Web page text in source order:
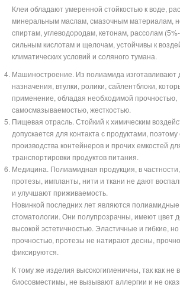
Клеи обладают умеренной стойкостью к воде,
минеральным маслам, смазочным материалам,
спиртам, углеводородам, кетонам, рассолам
сильным кислотам и щелочам, устойчивы к
климатических условий и соляного тумана.
Машиностроение. Из полиамида изготавливают
назначения, втулки, ролики, сайлентблоки,
применение, обладая необходимой прочностью,
самосмазываемостью, жесткостью.
Пищевая отрасль. Стойкий к химическим
допускается для контакта с продуктами,
производства контейнеров и прочих емкостей
транспортировки продуктов питания.
Медицина. Полиамидная продукция, в
протезы, импланты, нити и ткани не дают
и улучшают приживаемость.
Новинкой последних лет являются
стоматологии. Они полупрозрачны, имеют цвет
высокой эстетичностью. Эластичные и гибкие,
прочностью, протезы не натирают десны,
фиксируются.
К тому же изделия высокогигиеничны, так как не
биосовместимы, не вызывают аллергии и не